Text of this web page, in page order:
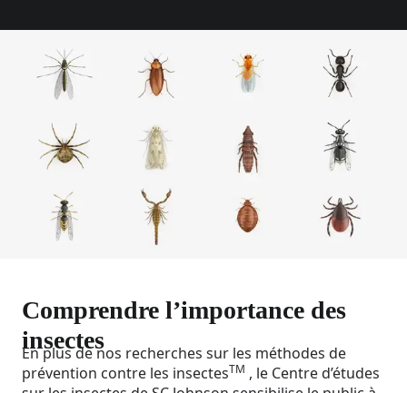
Comprendre l’importance des
insectes
En plus de nos recherches sur les méthodes de
prévention contre les insectesTM , le Centre d’études